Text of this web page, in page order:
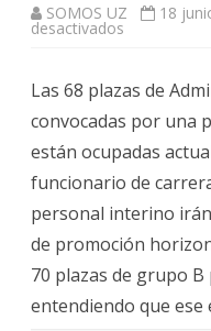
SOMOS UZ 18
desactivados
PTGAS
aprueba
la
OPE
2026,
con
184
plazas
de
promoción
y
68
plazas
a
turno
libre..
Las 68 plazas de
convocadas por una
están ocupadas
funcionario de
personal interino
de promoción
70 plazas de grupo
entendiendo que ese